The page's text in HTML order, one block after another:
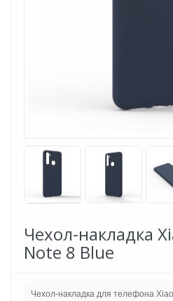
Чехол-накладка
Note 8 Blue
Чехол-накладка для телефона